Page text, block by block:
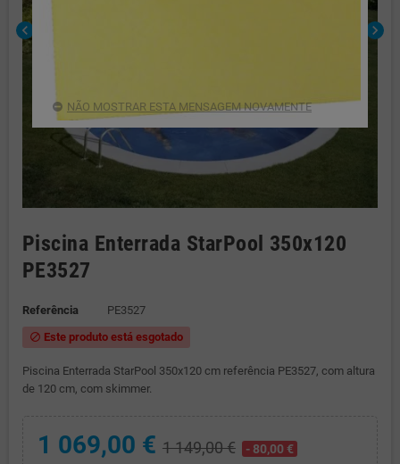
chevron_left chevron_right
Piscina Enterrada StarPool 350x120
PE3527
Referência PE3527
block Este produto está esgotado
Piscina Enterrada StarPool 350x120 cm referência PE3527, com altura
de 120 cm, com skimmer.
1 069,00 € 1 149,00 € - 80,00 €
NÃO MOSTRAR ESTA MENSAGEM NOVAMENTE